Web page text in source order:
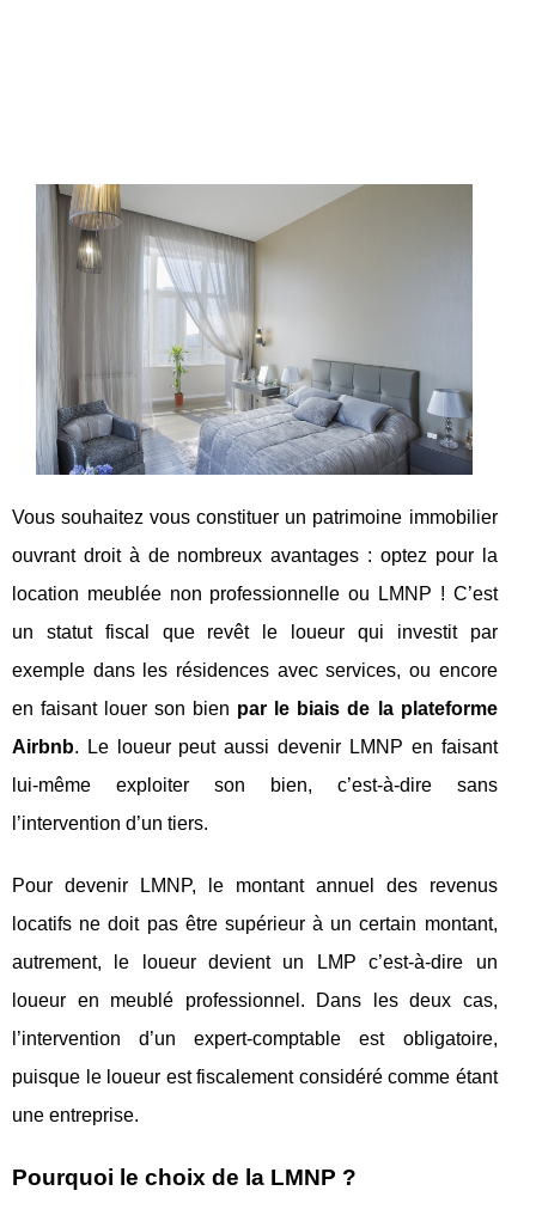
Vous souhaitez vous constituer un patrimoine immobilier
ouvrant droit à de nombreux avantages : optez pour la
location meublée non professionnelle ou LMNP ! C’est
un statut fiscal que revêt le loueur qui investit par
exemple dans les résidences avec services, ou encore
en faisant louer son bien par le biais de la plateforme
Airbnb. Le loueur peut aussi devenir LMNP en faisant
lui-même exploiter son bien, c’est-à-dire sans
l’intervention d’un tiers.
Pour devenir LMNP, le montant annuel des revenus
locatifs ne doit pas être supérieur à un certain montant,
autrement, le loueur devient un LMP c’est-à-dire un
loueur en meublé professionnel. Dans les deux cas,
l’intervention d’un expert-comptable est obligatoire,
puisque le loueur est fiscalement considéré comme étant
une entreprise.
Pourquoi le choix de la LMNP ?